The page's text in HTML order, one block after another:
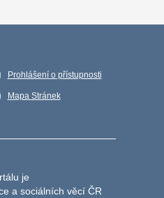
Prohlášení o přístupnosti
Mapa Stránek
je
a sociálních věcí ČR